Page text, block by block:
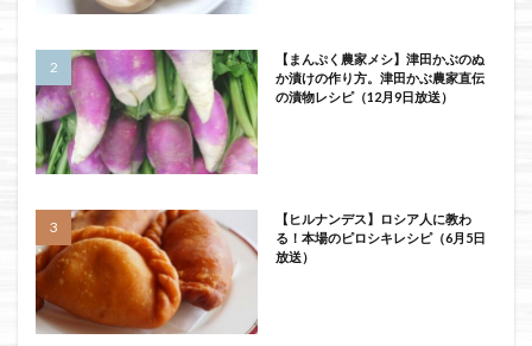
【まんぷく農家メシ】津田かぶのぬ
か漬けの作り方。津田かぶ農家直伝
の漬物レシピ（12月9日放送）
【ヒルナンデス】ロシア人に教わ
る！本場のピロシキレシピ（6月5日
放送）